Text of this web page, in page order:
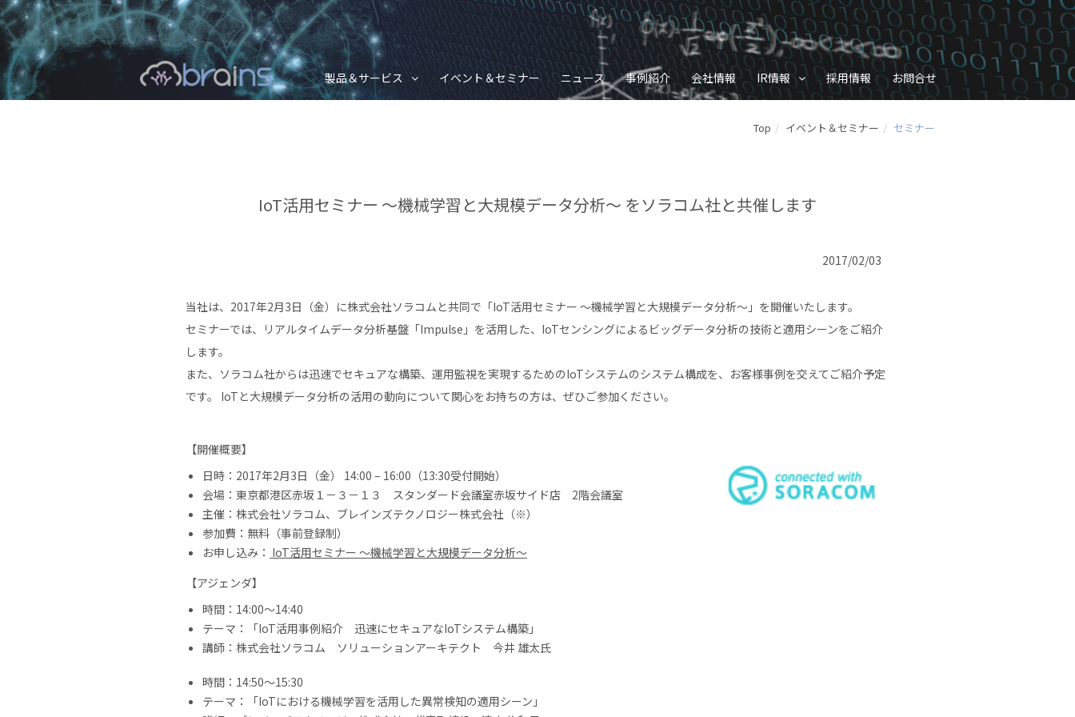
製品＆サービス イベント＆セミナー ニュース 事例紹介 会社情報 IR情報 採用情報 お問合せ
Top イベント＆セミナー セミナー
IoT活用セミナー 〜機械学習と大規模データ分析〜 をソラコム社と共催します
2017/02/03
当社は、2017年2月3日（金）に株式会社ソラコムと共同で「IoT活用セミナー 〜機械学習と大規模データ分析〜」を開催いたします。
セミナーでは、リアルタイムデータ分析基盤「Impulse」を活用した、IoTセンシングによるビッグデータ分析の技術と適用シーンをご紹介
します。
また、ソラコム社からは迅速でセキュアな構築、運用監視を実現するためのIoTシステムのシステム構成を、お客様事例を交えてご紹介予定
です。 IoTと大規模データ分析の活用の動向について関心をお持ちの方は、ぜひご参加ください。
【開催概要】
日時：2017年2月3日（金） 14:00 – 16:00（13:30受付開始）
会場：東京都港区赤坂１－３－１３ スタンダード会議室赤坂サイド店 2階会議室
主催：株式会社ソラコム、ブレインズテクノロジー株式会社（※）
参加費：無料（事前登録制）
お申し込み： IoT活用セミナー 〜機械学習と大規模データ分析〜
【アジェンダ】
時間：14:00〜14:40
テーマ：「IoT活用事例紹介 迅速にセキュアなIoTシステム構築」
講師：株式会社ソラコム ソリューションアーキテクト 今井 雄太氏
時間：14:50〜15:30
テーマ：「IoTにおける機械学習を活用した異常検知の適用シーン」